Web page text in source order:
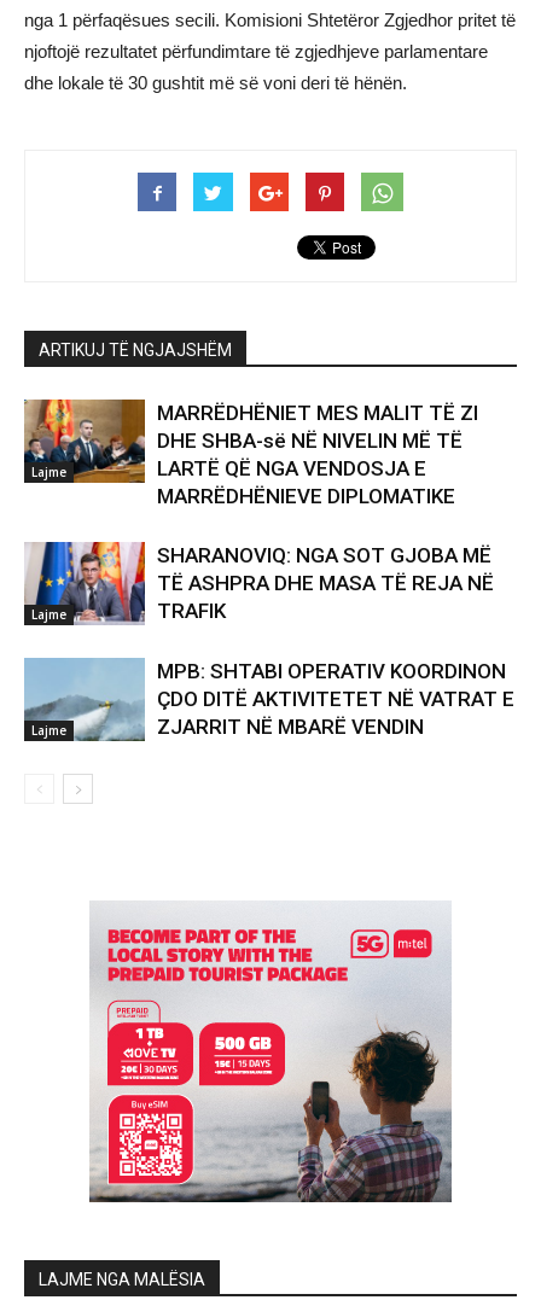
nga 1 përfaqësues secili. Komisioni Shtetëror Zgjedhor pritet të
njoftojë rezultatet përfundimtare të zgjedhjeve parlamentare
dhe lokale të 30 gushtit më së voni deri të hënën.
ARTIKUJ TË NGJAJSHËM
Lajme
MARRËDHËNIET MES MALIT TË ZI
DHE SHBA-së NË NIVELIN MË TË
LARTË QË NGA VENDOSJA E
MARRËDHËNIEVE DIPLOMATIKE
Lajme
SHARANOVIQ: NGA SOT GJOBA MË
TË ASHPRA DHE MASA TË REJA NË
TRAFIK
Lajme
MPB: SHTABI OPERATIV KOORDINON
ÇDO DITË AKTIVITETET NË VATRAT E
ZJARRIT NË MBARË VENDIN
LAJME NGA MALËSIA